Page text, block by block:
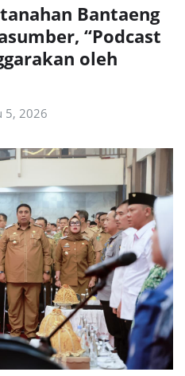
Bantaeng
“Podcast
oleh
5, 2026